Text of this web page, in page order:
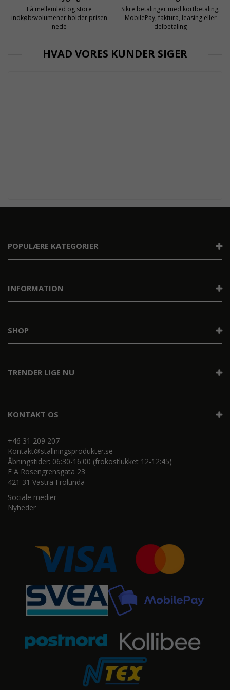
Få mellemled og store
indkøbsvolumener holder prisen
nede
Sikre betalinger med kortbetaling,
MobilePay, faktura, leasing eller
delbetaling
HVAD VORES KUNDER SIGER
KONTAKT OS
+46 31 209 207
Kontakt@stallningsprodukter.se
Åbningstider: 06:30-16:00 (frokostlukket 12-12:45)
E A Rosengrensgata 23
421 31 Västra Frölunda
Sociale medier
Nyheder
POPULÆRE KATEGORIER
INFORMATION
TRENDER LIGE NU
SHOP